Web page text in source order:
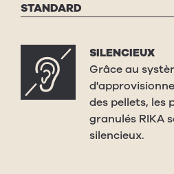
STANDARD
SILENCIEUX
Grâce au
des pellets, les
granulés RIKA
silencieux.